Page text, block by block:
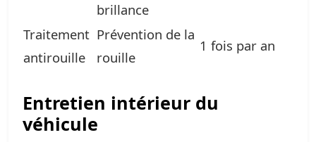
brillance
Traitement
antirouille
Prévention de la
rouille
1 fois par an
Entretien intérieur du
véhicule